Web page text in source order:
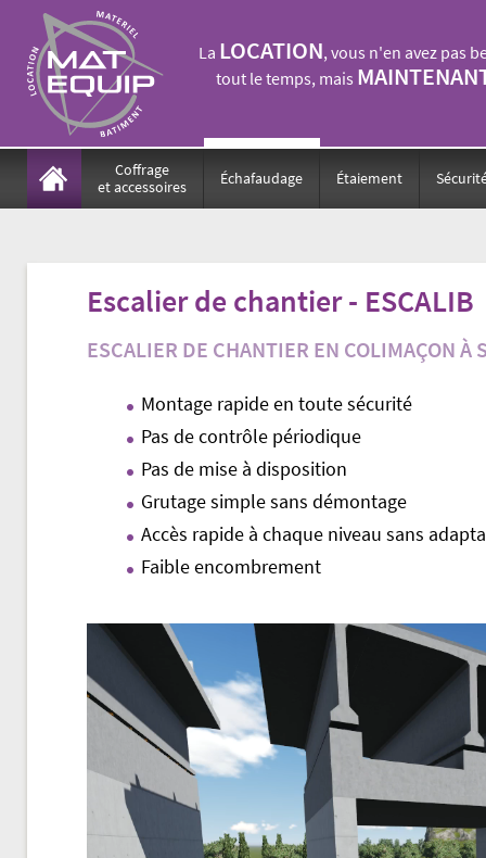
La LOCATION, vous n'en avez pas
tout le temps, mais
Coffrage
et accessoires
Échafaudage Étaiement
Escalier de chantier - ESCALIB
ESCALIER DE CHANTIER EN COLIMAÇON À
Montage rapide en toute sécurité
Pas de contrôle périodique
Pas de mise à disposition
Grutage simple sans démontage
Accès rapide à chaque niveau sans
Faible encombrement